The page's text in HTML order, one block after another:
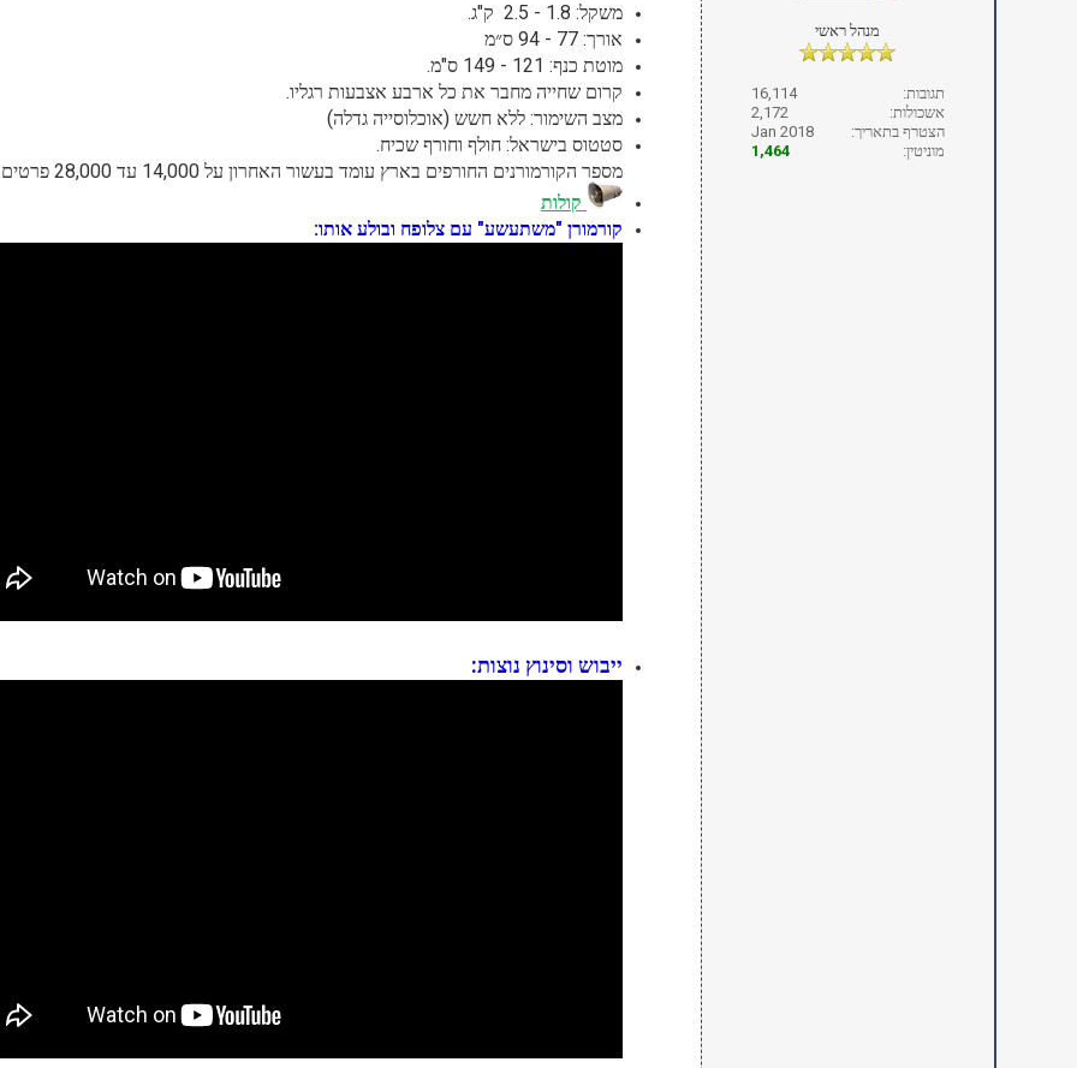
מנהל ראשי
תגובות:
16,114
אשכולות:
2,172
הצטרף בתאריך:
Jan 2018
מוניטין:
1,464
משקל: 1.8 - 2.5 ק"ג.
אורך: 77 - 94 ס״מ
מוטת כנף: 121 - 149 ס"מ.
קרום שחייה מחבר את כל ארבע אצבעות רגליו.
מצב השימור: ללא חשש (אוכלוסייה גדלה)
סטטוס בישראל: חולף וחורף שכיח.
מספר הקורמורנים החורפים בארץ עומד בעשור האחרון על 14,000 עד 28,000 פרטים.
קולות
קורמורן "משתעשע" עם צלופח ובולע אותו:
ייבוש וסינוץ נוצות: